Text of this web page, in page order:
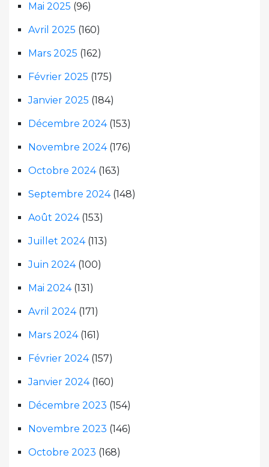
Mai 2025 (96)
Avril 2025 (160)
Mars 2025 (162)
Février 2025 (175)
Janvier 2025 (184)
Décembre 2024(153)
Novembre 2024(176)
Octobre 2024(163)
Septembre 2024(148)
Août 2024(153)
Juillet 2024(113)
Juin 2024(100)
Mai 2024(131)
Avril 2024(171)
Mars 2024(161)
Février 2024(157)
Janvier 2024(160)
Décembre 2023 (154)
Novembre 2023 (146)
Octobre 2023 (168)